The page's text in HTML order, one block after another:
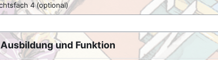
4 (optional)
und Funktion
und Funktion
Ausbildung und Funktion